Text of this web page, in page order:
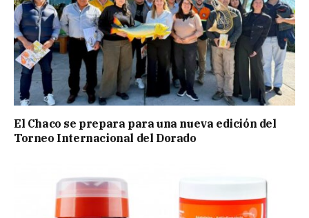
El Chaco se prepara para una nueva edición del
Torneo Internacional del Dorado